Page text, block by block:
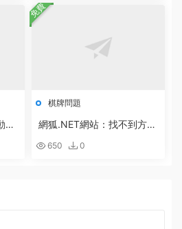
配
棋牌問題
網狐.NET網站：找不到方
me.Serialization.DataContr
650 0
免費